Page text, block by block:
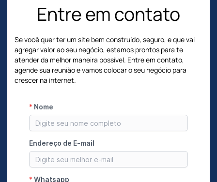
Entre em contato
Se você quer ter um site bem construído, seguro, e que vai
agregar valor ao seu negócio, estamos prontos para te
atender da melhor maneira possível. Entre em contato,
agende sua reunião e vamos colocar o seu negócio para
crescer na internet.